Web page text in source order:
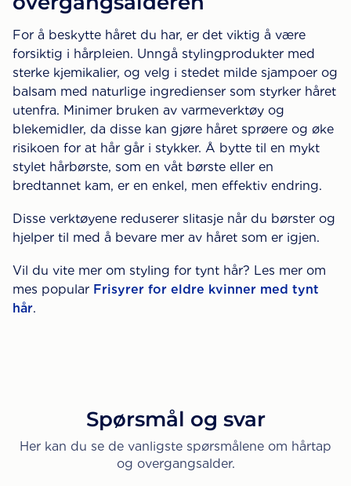
For å beskytte håret du har, er det viktig å være
forsiktig i hårpleien. Unngå stylingprodukter med
sterke kjemikalier, og velg i stedet milde sjampoer og
balsam med naturlige ingredienser som styrker håret
utenfra. Minimer bruken av varmeverktøy og
blekemidler, da disse kan gjøre håret sprøere og øke
risikoen for at hår går i stykker. Å bytte til en mykt
stylet hårbørste, som en våt børste eller en
bredtannet kam, er en enkel, men effektiv endring.
Disse verktøyene reduserer slitasje når du børster og
hjelper til med å bevare mer av håret som er igjen.
Vil du vite mer om styling for tynt hår? Les mer om
mes popular Frisyrer for eldre kvinner med tynt
hår.
Spørsmål og svar
Her kan du se de vanligste spørsmålene om hårtap
og overgangsalder.